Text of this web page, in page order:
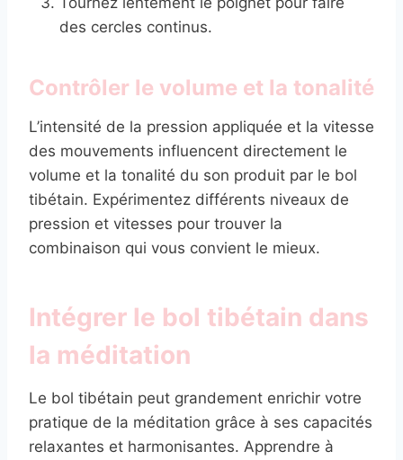
des cercles continus.
Contrôler le volume et la tonalité
L’intensité de la pression appliquée et la vitesse
des mouvements influencent directement le
volume et la tonalité du son produit par le bol
tibétain. Expérimentez différents niveaux de
pression et vitesses pour trouver la
combinaison qui vous convient le mieux.
Intégrer le bol tibétain dans
la méditation
Le bol tibétain peut grandement enrichir votre
pratique de la méditation grâce à ses capacités
relaxantes et harmonisantes. Apprendre à